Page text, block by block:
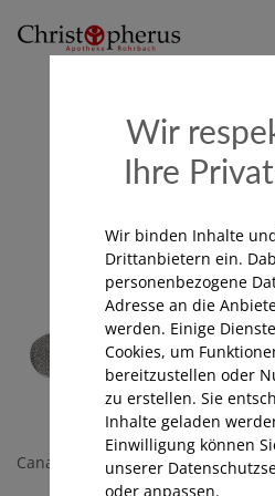
Canal
Wir
Ihre
Wir binden Inhalte
Drittanbietern ein.
personenbezogene
Adresse an die
werden. Einige
Cookies, um
bereitzustellen oder
zu erstellen. Sie
Inhalte geladen
Einwilligung können
unserer
oder anpassen.